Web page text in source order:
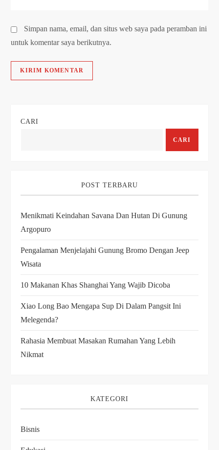
Simpan nama, email, dan situs web saya pada peramban ini
untuk komentar saya berikutnya.
CARI
CARI
POST TERBARU
Menikmati Keindahan Savana Dan Hutan Di Gunung
Argopuro
Pengalaman Menjelajahi Gunung Bromo Dengan Jeep
Wisata
10 Makanan Khas Shanghai Yang Wajib Dicoba
Xiao Long Bao Mengapa Sup Di Dalam Pangsit Ini
Melegenda?
Rahasia Membuat Masakan Rumahan Yang Lebih
Nikmat
KATEGORI
Bisnis